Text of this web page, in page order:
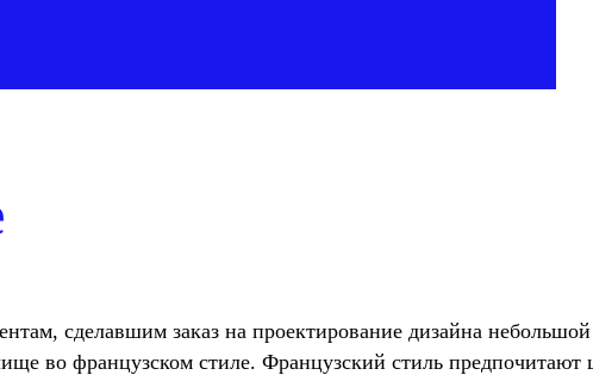
сделавшим заказ на проектирование дизайна
во французском стиле. Французский стиль предпочитают